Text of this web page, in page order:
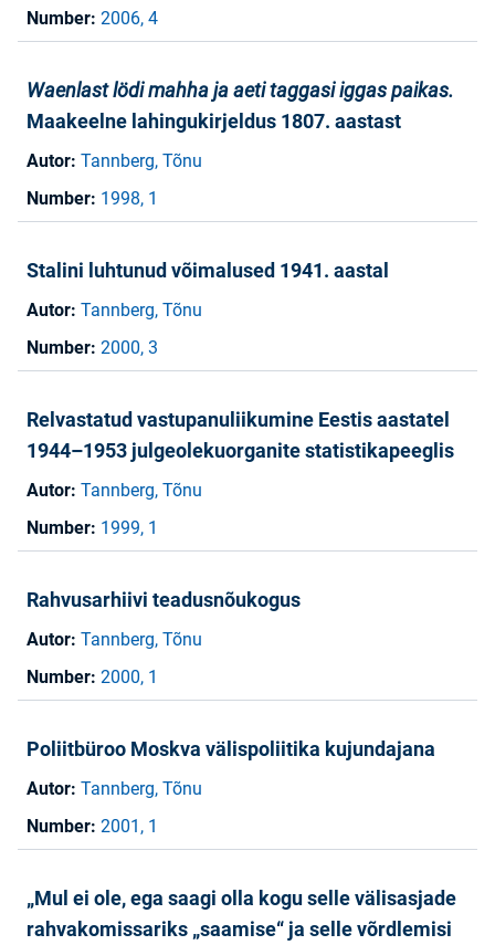
Number: 2006, 4
Waenlast lödi mahha ja aeti taggasi iggas paikas.
Maakeelne lahingukirjeldus 1807. aastast
Autor: Tannberg, Tõnu
Number: 1998, 1
Stalini luhtunud võimalused 1941. aastal
Autor: Tannberg, Tõnu
Number: 2000, 3
Relvastatud vastupanuliikumine Eestis aastatel
1944–1953 julgeolekuorganite statistikapeeglis
Autor: Tannberg, Tõnu
Number: 1999, 1
Rahvusarhiivi teadusnõukogus
Autor: Tannberg, Tõnu
Number: 2000, 1
Poliitbüroo Moskva välispoliitika kujundajana
Autor: Tannberg, Tõnu
Number: 2001, 1
„Mul ei ole, ega saagi olla kogu selle välisasjade
rahvakomissariks „saamise“ ja selle võrdlemisi